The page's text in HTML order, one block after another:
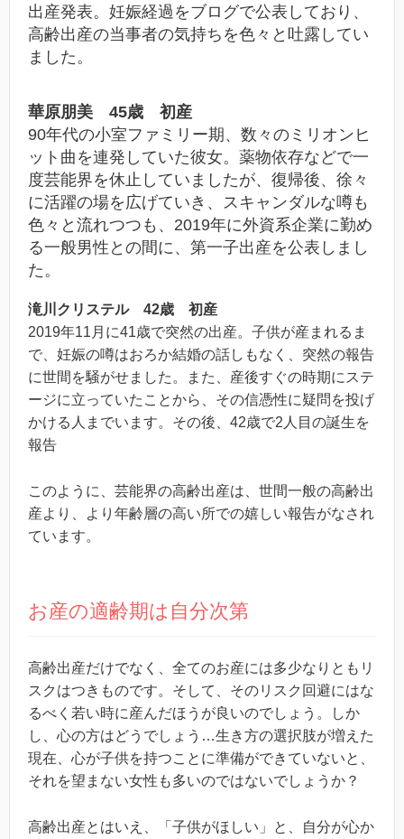
出産発表。妊娠経過をブログで公表しており、
高齢出産の当事者の気持ちを色々と吐露してい
ました。
華原朋美 45歳 初産
90年代の小室ファミリー期、数々のミリオンヒ
ット曲を連発していた彼女。薬物依存などで一
度芸能界を休止していましたが、復帰後、徐々
に活躍の場を広げていき、スキャンダルな噂も
色々と流れつつも、2019年に外資系企業に勤め
る一般男性との間に、第一子出産を公表しまし
た。
滝川クリステル 42歳 初産
2019年11月に41歳で突然の出産。子供が産まれるま
で、妊娠の噂はおろか結婚の話しもなく、突然の報告
に世間を騒がせました。また、産後すぐの時期にステ
ージに立っていたことから、その信憑性に疑問を投げ
かける人までいます。その後、42歳で2人目の誕生を
報告
このように、芸能界の高齢出産は、世間一般の高齢出
産より、より年齢層の高い所での嬉しい報告がなされ
ています。
お産の適齢期は自分次第
高齢出産だけでなく、全てのお産には多少なりともリ
スクはつきものです。そして、そのリスク回避にはな
るべく若い時に産んだほうが良いのでしょう。しか
し、心の方はどうでしょう…生き方の選択肢が増えた
現在、心が子供を持つことに準備ができていないと、
それを望まない女性も多いのではないでしょうか？
高齢出産とはいえ、「子供がほしい」と、自分が心か